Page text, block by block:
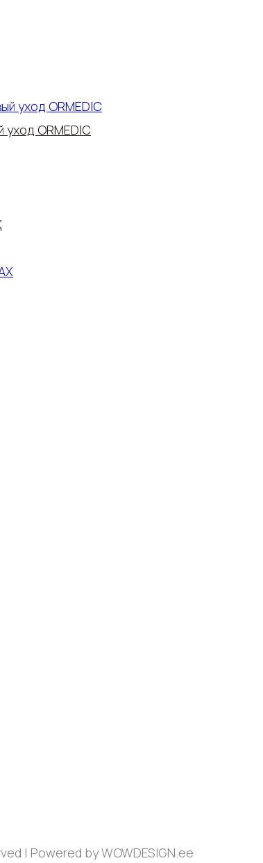
ORMEDIC
| Powered by WOWDESIGN.ee